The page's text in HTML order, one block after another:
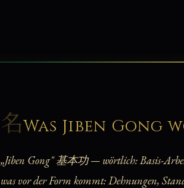
名Was Jiben
„Jiben Gong" 基本功 — wörtlich: Basis-
was vor der Form kommt: Dehnungen,